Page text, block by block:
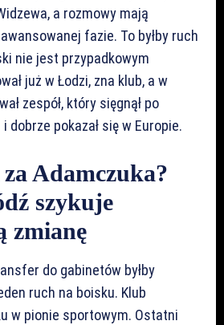
a rozmowy mają
fazie. To byłby ruch
nie jest przypadkowym
już w Łodzi, zna klub, a w
zespół, który sięgnął po
pokazał się w Europie.
Adamczuka?
szykuje
zmianę
do gabinetów byłby
ruch na boisku. Klub
w pionie sportowym. Ostatni